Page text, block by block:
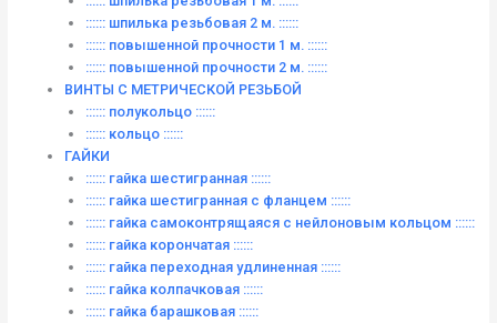
:::::: шпилька резьбовая 2 м. ::::::
:::::: повышенной прочности 1 м. ::::::
:::::: повышенной прочности 2 м. ::::::
ВИНТЫ C МЕТРИЧЕСКОЙ РЕЗЬБОЙ
:::::: полукольцо ::::::
:::::: кольцо ::::::
ГАЙКИ
:::::: гайка шестигранная ::::::
:::::: гайка шестигранная с фланцем ::::::
:::::: гайка самоконтрящаяся с нейлоновым кольцом ::::::
:::::: гайка корончатая ::::::
:::::: гайка переходная удлиненная ::::::
:::::: гайка колпачковая ::::::
:::::: гайка барашковая ::::::